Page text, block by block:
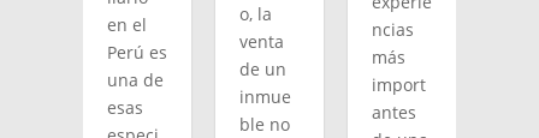
en el
Perú es
una de
esas
o, la
venta
de un
inmue
ble no
ncias
más
import
antes